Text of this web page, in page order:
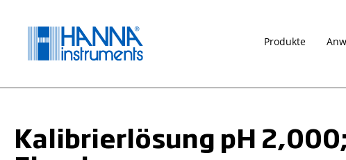
Produkte
Kalibrierlösung pH